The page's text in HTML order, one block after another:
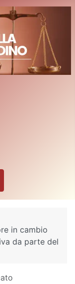
in cambio
da parte del